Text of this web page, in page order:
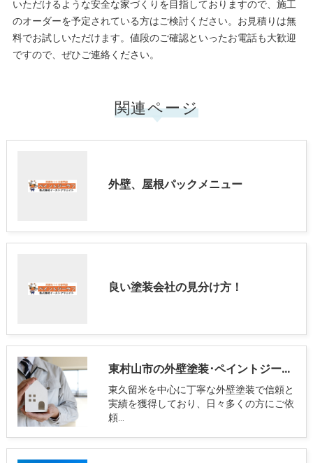
いただけるような安全な家づくりを目指しておりますので、施工
のオーダーを予定されている方はご検討ください。お見積りは無
料でお試しいただけます。値段のご確認といったお電話も大歓迎
ですので、ぜひご連絡ください。
関連ページ
外壁、屋根パックメニュー
良い塗装会社の見分け方！
東村山市の外壁塗装･ペイントジーラフの口コミ情報
東久留米を中心に丁寧な外壁塗装で信頼と
実績を獲得しており、日々多くの方にご依
頼…